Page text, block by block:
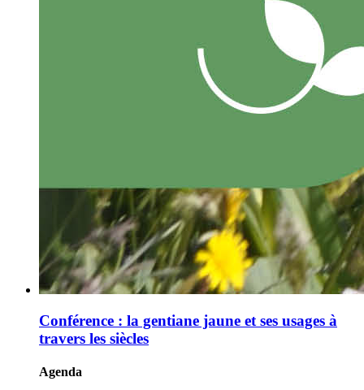
Conférence : la gentiane jaune et ses usages à
travers les siècles
Agenda